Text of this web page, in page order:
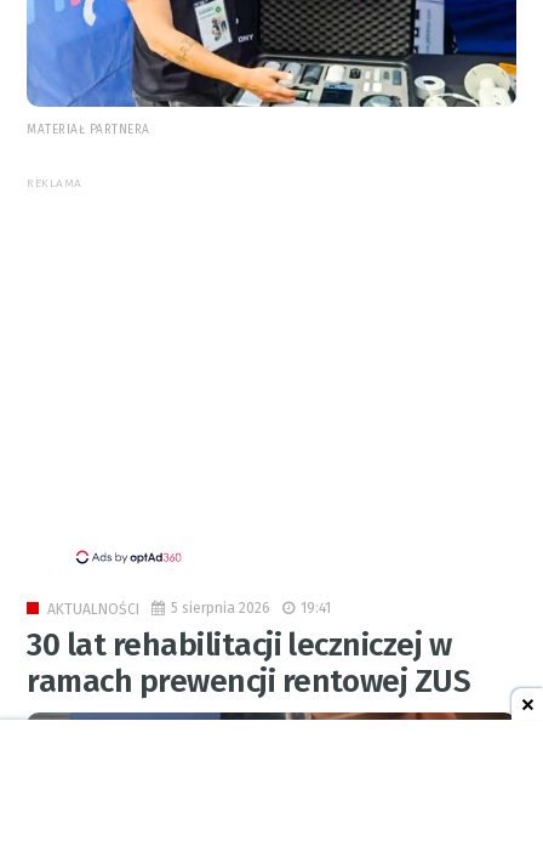
MATERIAŁ PARTNERA
REKLAMA
AKTUALNOŚCI 5 sierpnia 2026 19:41
30 lat rehabilitacji leczniczej w
ramach prewencji rentowej ZUS